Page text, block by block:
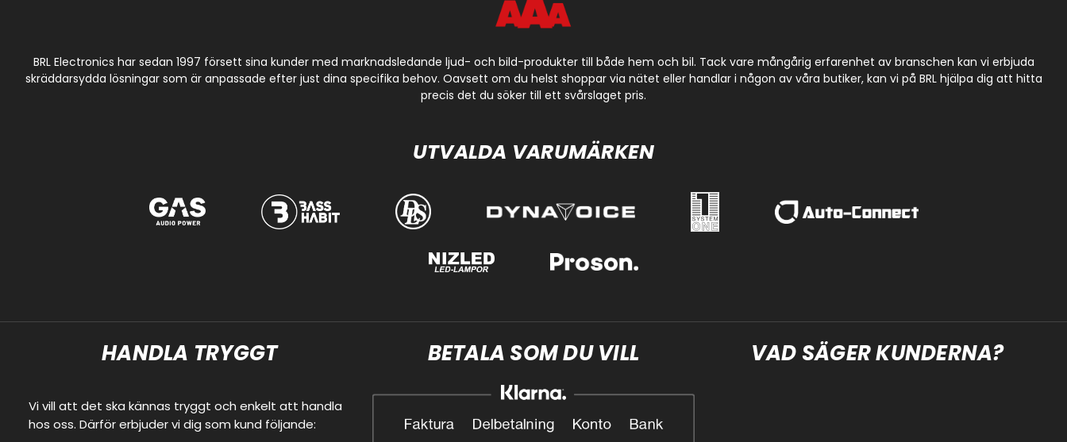
BRL Electronics har sedan 1997 försett sina kunder med marknadsledande ljud- och bild-produkter till både hem och bil. Tack vare mångårig erfarenhet av branschen kan vi erbjuda
skräddarsydda lösningar som är anpassade efter just dina specifika behov. Oavsett om du helst shoppar via nätet eller handlar i någon av våra butiker, kan vi på BRL hjälpa dig att hitta
precis det du söker till ett svårslaget pris.
UTVALDA VARUMÄRKEN
HANDLA TRYGGT
Vi vill att det ska kännas tryggt och enkelt att handla
hos oss. Därför erbjuder vi dig som kund följande:
BETALA SOM DU VILL VAD SÄGER KUNDERNA?